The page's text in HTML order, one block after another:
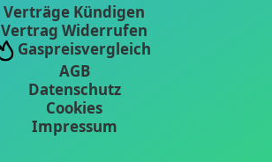
Verträge Kündigen
Vertrag Widerrufen
Gaspreisvergleich
AGB
Datenschutz
Cookies
Impressum